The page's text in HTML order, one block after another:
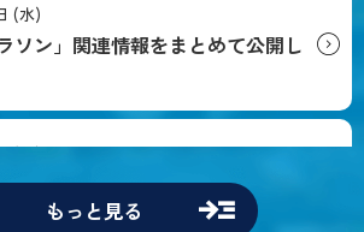
(水)
ソン」関連情報をまとめて公開し
(月)
ためのレシピ 毎日の料理は、0
ある 料理家／管理栄養士 長谷
もっと見る